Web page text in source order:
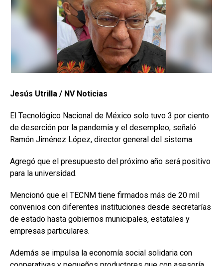
Jesús Utrilla / NV Noticias
El Tecnológico Nacional de México solo tuvo 3 por ciento
de deserción por la pandemia y el desempleo, señaló
Ramón Jiménez López, director general del sistema.
Agregó que el presupuesto del próximo año será positivo
para la universidad.
Mencionó que el TECNM tiene firmados más de 20 mil
convenios con diferentes instituciones desde secretarías
de estado hasta gobiernos municipales, estatales y
empresas particulares.
Además se impulsa la economía social solidaria con